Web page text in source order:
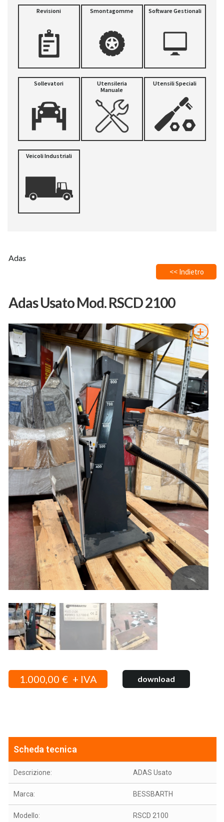
Revisioni Smontagomme Software Gestionali
Sollevatori
Utensileria
Manuale
Utensili Speciali
Veicoli Industriali
Adas
<< Indietro
Adas Usato Mod. RSCD 2100
1.000,00 € download
Scheda tecnica
Descrizione: ADAS Usato
Marca: BESSBARTH
Modello: RSCD 2100